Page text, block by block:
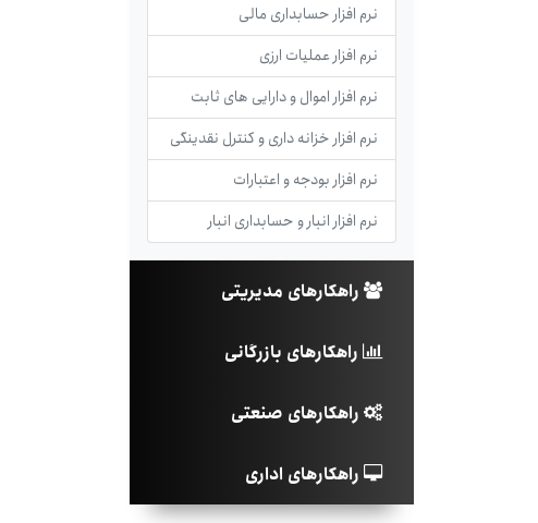
نرم افزار حسابداری مالی
نرم افزار عملیات ارزی
نرم افزار اموال و دارایی های ثابت
نرم افزار خزانه داری و کنترل نقدینگی
نرم افزار بودجه و اعتبارات
نرم افزار انبار و حسابداری انبار
راهکارهای مدیریتی
راهکارهای بازرگانی
راهکارهای صنعتی
راهکارهای اداری